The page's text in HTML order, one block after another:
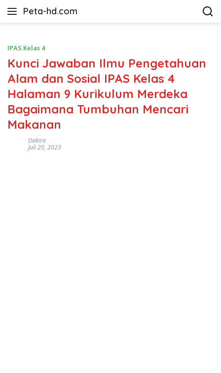
Peta-hd.com
Kumpulan
HD
IPAS Kelas 4
Kunci Jawaban Ilmu Pengetahuan
Alam dan Sosial IPAS Kelas 4
Halaman 9 Kurikulum Merdeka
Bagaimana Tumbuhan Mencari
Makanan
Dakira
Juli 20, 2023